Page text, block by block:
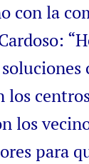
con la
los
los
para